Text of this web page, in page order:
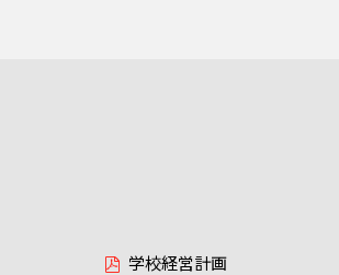
学校経営計画